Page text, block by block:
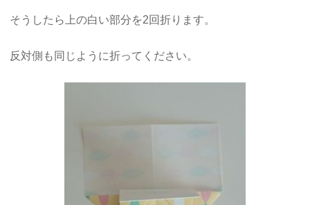
そうしたら上の白い部分を2回折ります。
反対側も同じように折ってください。